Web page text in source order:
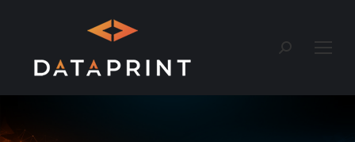
Recherche